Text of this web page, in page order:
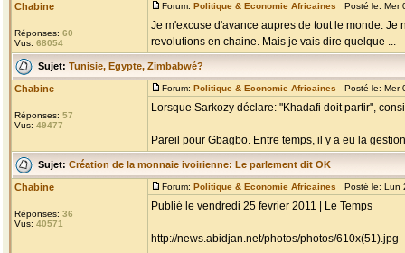
Chabine
Réponses: 60
Vus: 68054
Forum: Politique & Economie Africaines Posté le: Mer
Je m'excuse d'avance aupres de tout le monde.
revolutions en chaine. Mais je vais dire quelque ...
Sujet: Tunisie, Egypte, Zimbabwé?
Chabine
Réponses: 57
Vus: 49477
Forum: Politique & Economie Africaines Posté le: Mer
Lorsque Sarkozy déclare: "Khadafi doit partir",
Pareil pour Gbagbo. Entre temps, il y a eu la
Sujet: Création de la monnaie ivoirienne: Le parlement dit OK
Chabine
Réponses: 36
Vus: 40571
Forum: Politique & Economie Africaines Posté le: Lun
Publié le vendredi 25 fevrier 2011 | Le Temps
http://news.abidjan.net/photos/photos/610x(51).jpg